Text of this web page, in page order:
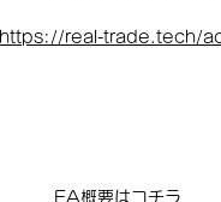
https://real-trade.tech/
EA概要はコチラ